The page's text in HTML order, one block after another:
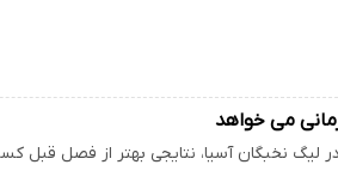
می خواهد
لیگ نخبگان آسیا، نتایجی بهتر از فصل قبل